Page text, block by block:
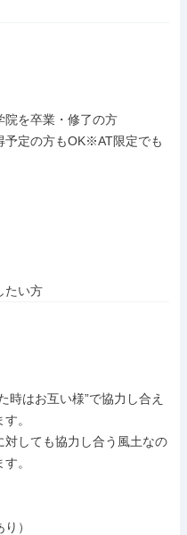
院を卒業・修了の方
予定の方もOK※AT限定でも
たい方
時はお互い様”で協力し合え
。
対しても協力し合う風土なの
。
）